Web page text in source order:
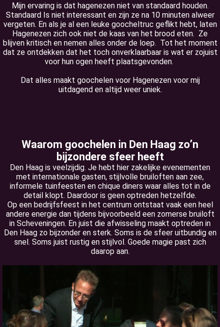
Mijn ervaring is dat hagenezen niet van standaard houden.
Standaard Is niet interessant en zijn ze na 10 minuten alweer
vergeten. En als je al een leuke goocheltruc geflikt hebt, laten
Hagenezen zich ook niet de kaas van het brood eten. Ze
blijven kritisch en nemen alles onder de loep. Tot het moment
dat ze ontdekken dat het toch onverklaarbaar is wat er zojuist
voor hun ogen heeft plaatsgevonden.
Dat alles maakt goochelen voor Hagenezen voor mij
uitdagend en altijd weer uniek.
Waarom goochelen in Den Haag zo’n
bijzondere sfeer heeft
Den Haag is veelzijdig. Je hebt hier zakelijke evenementen
met internationale gasten, stijlvolle bruiloften aan zee,
informele tuinfeesten en chique diners waar alles tot in de
detail klopt. Daardoor is geen optreden hetzelfde.
Op een bedrijfsfeest in het centrum ontstaat vaak een heel
andere energie dan tijdens bijvoorbeeld een zomerse bruiloft
in Scheveningen. En juist die afwisseling maakt optreden in
Den Haag zo bijzonder en sterk. Soms is de sfeer uitbundig en
snel. Soms juist rustig en stijlvol. Goede magie past zich
daarop aan.